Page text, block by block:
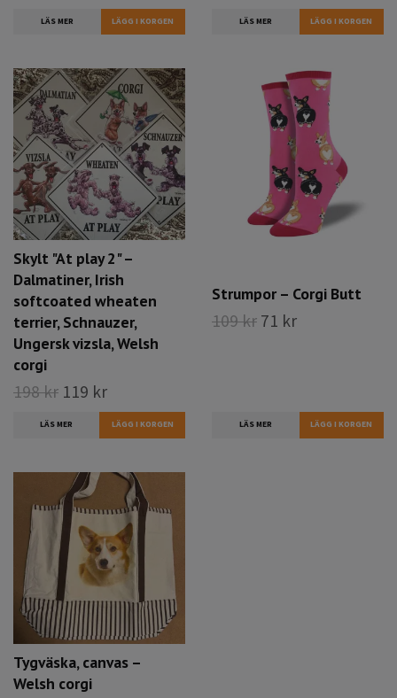
LÄS MER LÄS MER
Skylt "At play 2" –
Dalmatiner, Irish
softcoated wheaten
terrier, Schnauzer,
Ungersk vizsla, Welsh
corgi
198 kr 119 kr
LÄS MER LÄGG I KORGEN
Strumpor – Corgi Butt
109 kr 71 kr
LÄS MER
Tygväska, canvas –
Welsh corgi